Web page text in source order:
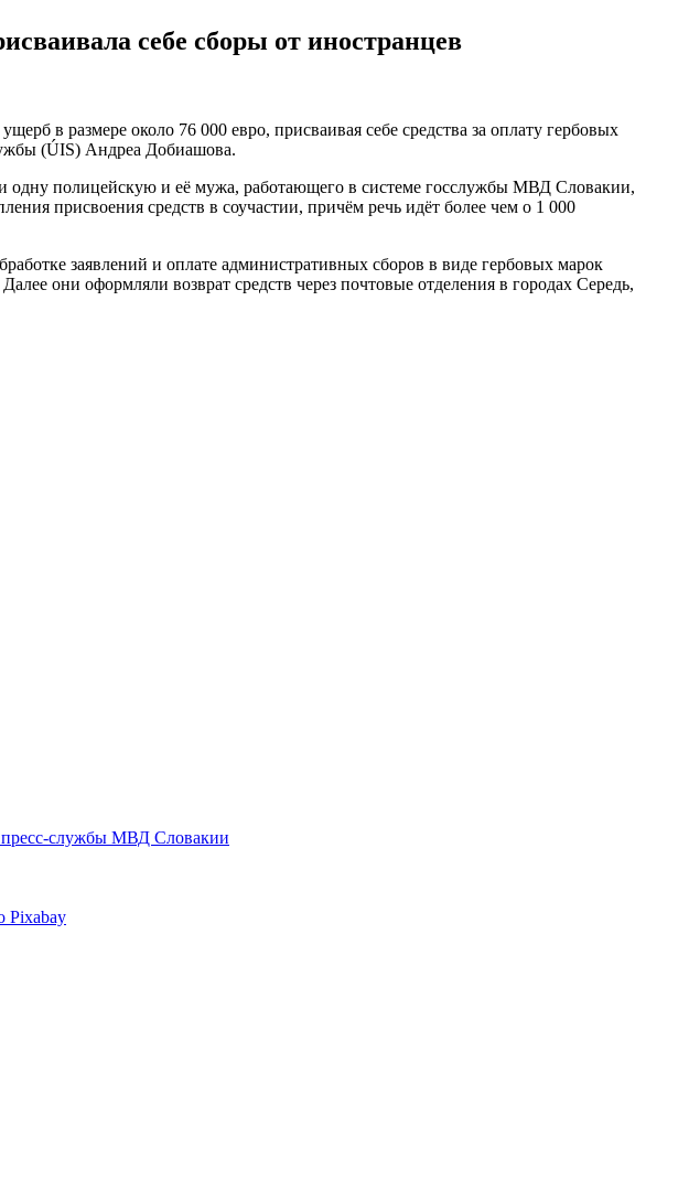
себе сборы от иностранцев
в размере около 76 000 евро, присваивая себе средства за оплату гербовых
(ÚIS) Андреа Добиашова.
одну полицейскую и её мужа, работающего в системе госслужбы МВД Словакии,
присвоения средств в соучастии, причём речь идёт более чем о 1 000
заявлений и оплате административных сборов в виде гербовых марок
они оформляли возврат средств через почтовые отделения в городах Середь,